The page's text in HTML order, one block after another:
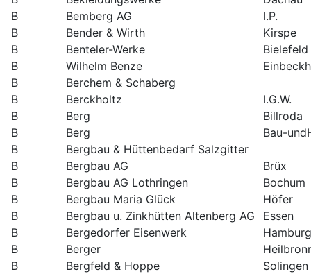
B
Bemberg AG
I.P.
B
Bender & Wirth
Kirspe
B
Benteler-Werke
Bielefeld
B
Wilhelm Benze
B
Berchem & Schaberg
B
Berckholtz
I.G.W.
B
Berg
Billroda
B
Berg
Bau-
B
Bergbau & Hüttenbedarf Salzgitter
B
Bergbau AG
Brüx
B
Bergbau AG Lothringen
Bochum
B
Bergbau Maria Glück
Höfer
B
Bergbau u. Zinkhütten Altenberg AG
Essen
B
Bergedorfer Eisenwerk
Hamburg
B
Berger
B
Bergfeld & Hoppe
Solingen